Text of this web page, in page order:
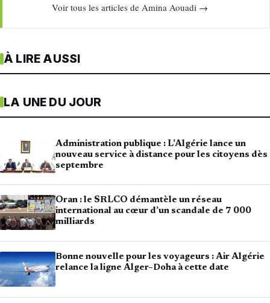
Voir tous les articles de Amina Aouadi →
À LIRE AUSSI
LA UNE DU JOUR
Administration publique : L’Algérie lance un
nouveau service à distance pour les citoyens dès
septembre
Oran : le SRLCO démantèle un réseau
international au cœur d’un scandale de 7 000
milliards
Bonne nouvelle pour les voyageurs : Air Algérie
relance la ligne Alger–Doha à cette date